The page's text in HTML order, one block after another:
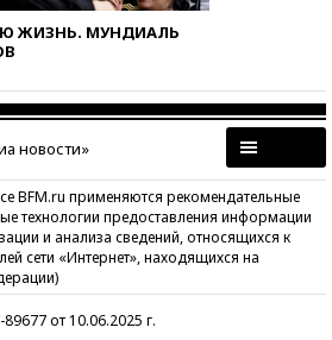
ЖИЗНЬ. МУНДИАЛЬ
новости»
BFM.ru применяются рекомендательные
технологии предоставления информации
и анализа сведений, относящихся к
сети «Интернет», находящихся на
от 10.06.2025 г.